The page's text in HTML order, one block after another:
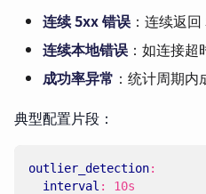
连续 5xx 错误 ：连续返
连续本地错误 ：如连接超
成功率异常 ：统计周期内
典型配置片段：
outlier_detection:
interval :
10s